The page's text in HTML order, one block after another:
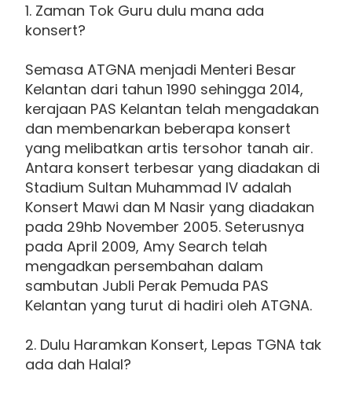
1. Zaman Tok Guru dulu mana ada
konsert?
Semasa ATGNA menjadi Menteri Besar
Kelantan dari tahun 1990 sehingga 2014,
kerajaan PAS Kelantan telah mengadakan
dan membenarkan beberapa konsert
yang melibatkan artis tersohor tanah air.
Antara konsert terbesar yang diadakan di
Stadium Sultan Muhammad IV adalah
Konsert Mawi dan M Nasir yang diadakan
pada 29hb November 2005. Seterusnya
pada April 2009, Amy Search telah
mengadkan persembahan dalam
sambutan Jubli Perak Pemuda PAS
Kelantan yang turut di hadiri oleh ATGNA.
2. Dulu Haramkan Konsert, Lepas TGNA tak
ada dah Halal?